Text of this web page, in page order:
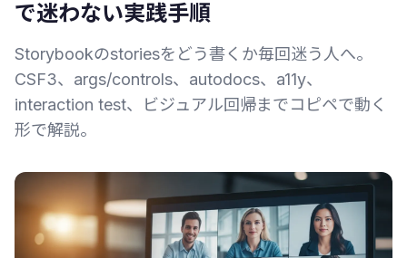
で迷わない実践手順
Storybookのstoriesをどう書くか毎回迷う人へ。
CSF3、args/controls、autodocs、a11y、
interaction test、ビジュアル回帰までコピペで動く
形で解説。